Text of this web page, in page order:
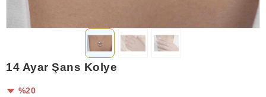
14 Ayar Şans Kolye
%20